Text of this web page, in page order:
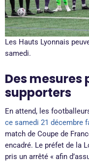
Les Hauts Lyonnais
samedi.
Des mesures
supporters
En attend, les
ce samedi 21 décembre
match de Coupe de
encadré. Le préfet de la
pris un arrêté « afin